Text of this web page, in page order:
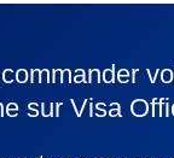
sur Visa